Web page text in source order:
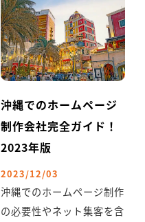
沖縄でのホームページ
制作会社完全ガイド！
2023年版
沖縄でのホームページ制作
の必要性やネット集客を含
2023/12/03